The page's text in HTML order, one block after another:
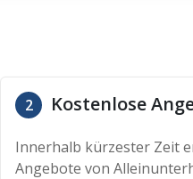
2 Kostenlose
Innerhalb kürzester Zeit
Angebote von